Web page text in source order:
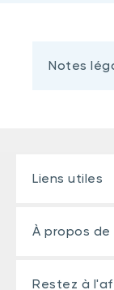
Notes
Liens utiles
À propos de
Restez à